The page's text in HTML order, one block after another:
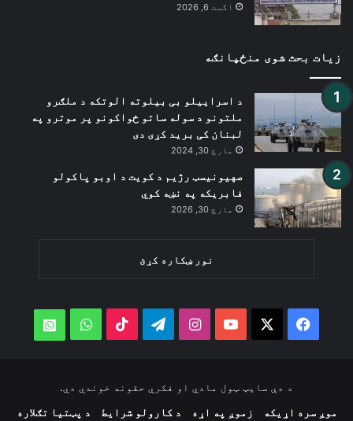
اگست 6, 2026
زیات بحث شوی منځپانګه
د اسراییلو بی بیلوته الوتکه د ملګرو
ملتونو د سوله ساتو ځواکونو پر موترو په
لبنان کی برید کړی دی
مارچ 30, 2024
صهیونیسټ رژیم د کویت د اوبو پاکولو
فابریکه په نښه کوي
مارچ 30, 2026
نور ښکاره کړئ
Facebook
YouTube
Instagram
Telegram
TikTok
WhatsApp
د دې سایټ ټول مادي او فکري حقونه خوندي دي.
موږ سره اړیکه زموږ په اړه د کارولو شرایط د پټتیا تګلاره